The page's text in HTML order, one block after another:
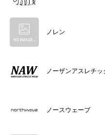
ノレン
ノーザンアスレチッ
ノースウェーブ